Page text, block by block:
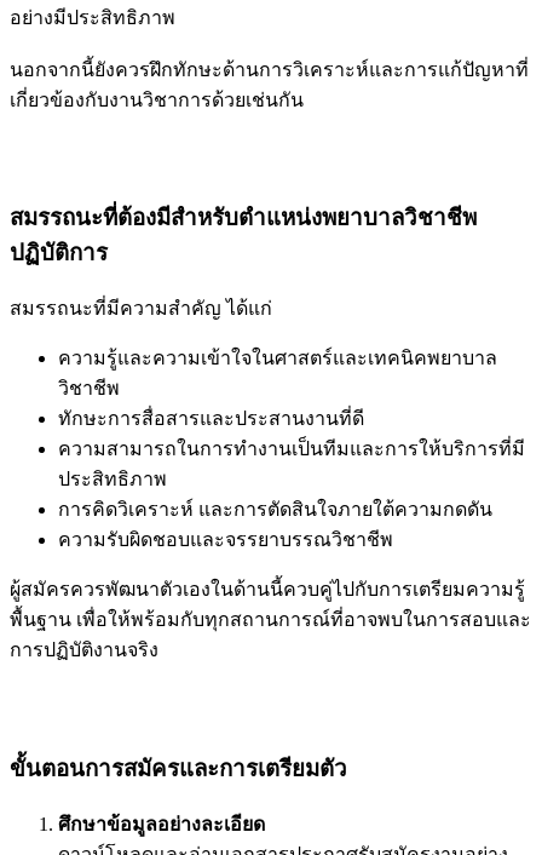
อย่างมีประสิทธิภาพ
นอกจากนี้ยังควรฝึกทักษะด้านการวิเคราะห์และการแก้ปัญหาที่
เกี่ยวข้องกับงานวิชาการด้วยเช่นกัน
สมรรถนะที่ต้องมีสำหรับตำแหน่งพยาบาลวิชาชีพ
ปฏิบัติการ
สมรรถนะที่มีความสำคัญ ได้แก่
ความรู้และความเข้าใจในศาสตร์และเทคนิคพยาบาล
วิชาชีพ
ทักษะการสื่อสารและประสานงานที่ดี
ความสามารถในการทำงานเป็นทีมและการให้บริการที่มี
ประสิทธิภาพ
การคิดวิเคราะห์ และการตัดสินใจภายใต้ความกดดัน
ความรับผิดชอบและจรรยาบรรณวิชาชีพ
ผู้สมัครควรพัฒนาตัวเองในด้านนี้ควบคู่ไปกับการเตรียมความรู้
พื้นฐาน เพื่อให้พร้อมกับทุกสถานการณ์ที่อาจพบในการสอบและ
การปฏิบัติงานจริง
ขั้นตอนการสมัครและการเตรียมตัว
ศึกษาข้อมูลอย่างละเอียด